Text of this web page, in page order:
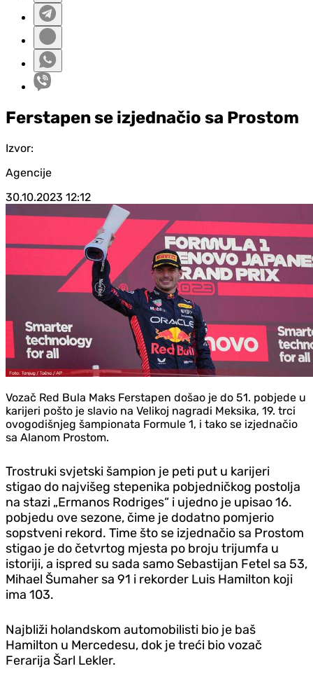
Ferstapen se izjednačio sa Prostom
Izvor:
Agencije
30.10.2023 12:12
Vozač Red Bula Maks Ferstapen došao je do 51. pobjede u
karijeri pošto je slavio na Velikoj nagradi Meksika, 19. trci
ovogodišnjeg šampionata Formule 1, i tako se izjednačio
sa Alanom Prostom.
Trostruki svjetski šampion je peti put u karijeri
stigao do najvišeg stepenika pobjedničkog postolja
na stazi „Ermanos Rodriges“ i ujedno je upisao 16.
pobjedu ove sezone, čime je dodatno pomjerio
sopstveni rekord. Time što se izjednačio sa Prostom
stigao je do četvrtog mjesta po broju trijumfa u
istoriji, a ispred su sada samo Sebastijan Fetel sa 53,
Mihael Šumaher sa 91 i rekorder Luis Hamilton koji
ima 103.
Najbliži holandskom automobilisti bio je baš
Hamilton u Mercedesu, dok je treći bio vozač
Ferarija Šarl Lekler.